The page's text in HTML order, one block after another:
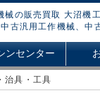
械の販売買取 大沼機
中古汎用工作機械、
ンセンター
治具・工具